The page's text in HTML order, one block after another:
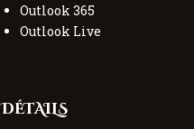
Outlook 365
Outlook Live
DÉTAILS